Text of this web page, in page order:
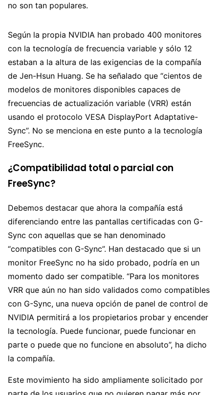
no son tan populares.
Según la propia NVIDIA han probado 400 monitores
con la tecnología de frecuencia variable y sólo 12
estaban a la altura de las exigencias de la compañía
de Jen-Hsun Huang. Se ha señalado que “cientos de
modelos de monitores disponibles capaces de
frecuencias de actualización variable (VRR) están
usando el protocolo VESA DisplayPort Adaptative-
Sync”. No se menciona en este punto a la tecnología
FreeSync.
¿Compatibilidad total o parcial con
FreeSync?
Debemos destacar que ahora la compañía está
diferenciando entre las pantallas certificadas con G-
Sync con aquellas que se han denominado
“compatibles con G-Sync”. Han destacado que si un
monitor FreeSync no ha sido probado, podría en un
momento dado ser compatible. “Para los monitores
VRR que aún no han sido validados como compatibles
con G-Sync, una nueva opción de panel de control de
NVIDIA permitirá a los propietarios probar y encender
la tecnología. Puede funcionar, puede funcionar en
parte o puede que no funcione en absoluto”, ha dicho
la compañía.
Este movimiento ha sido ampliamente solicitado por